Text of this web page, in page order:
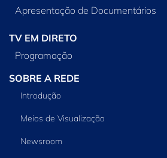
Apresentação de Documentários
TV EM DIRETO
Programação
SOBRE A REDE
Introdução
Meios de Visualização
Newsroom